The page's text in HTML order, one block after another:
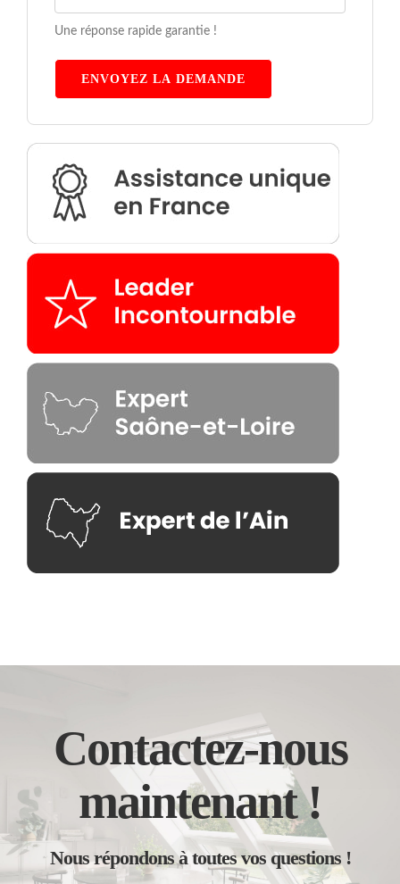
Une réponse rapide garantie !
ENVOYEZ LA DEMANDE
Contactez-nous
maintenant !
Nous répondons à toutes vos questions !